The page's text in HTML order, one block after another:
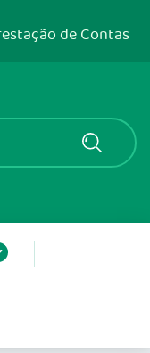
de Contas